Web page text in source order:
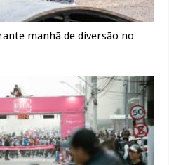
manhã de diversão no